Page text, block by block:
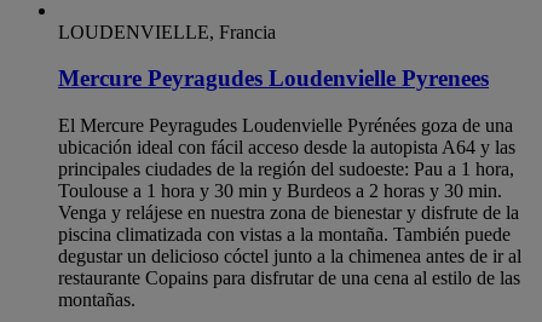
LOUDENVIELLE, Francia
Mercure Peyragudes Loudenvielle Pyrenees
El Mercure Peyragudes Loudenvielle Pyrénées goza de una
ubicación ideal con fácil acceso desde la autopista A64 y las
principales ciudades de la región del sudoeste: Pau a 1 hora,
Toulouse a 1 hora y 30 min y Burdeos a 2 horas y 30 min.
Venga y relájese en nuestra zona de bienestar y disfrute de la
piscina climatizada con vistas a la montaña. También puede
degustar un delicioso cóctel junto a la chimenea antes de ir al
restaurante Copains para disfrutar de una cena al estilo de las
montañas.